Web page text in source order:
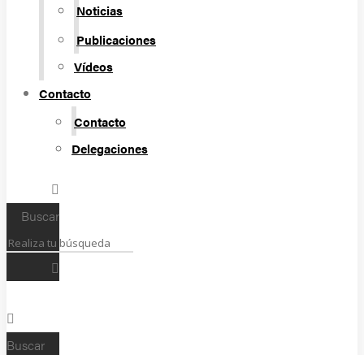
Noticias
Publicaciones
Vídeos
Contacto
Contacto
Delegaciones
Buscar
Buscar